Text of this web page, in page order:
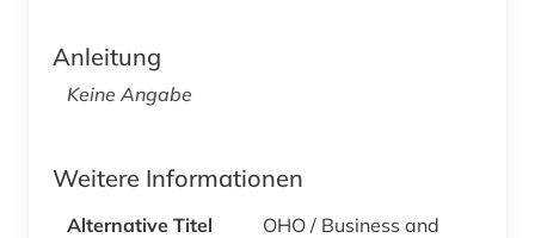
Anleitung
Keine Angabe
Weitere Informationen
Alternative Titel
OHO / Business and